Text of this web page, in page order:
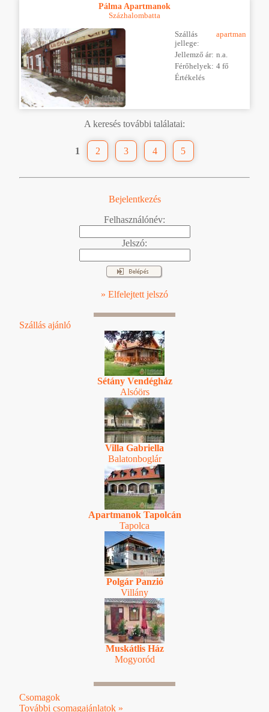
Pálma Apartmanok
Százhalombatta
Szállás
jellege:
apartman
Jellemző ár: n.a.
Férőhelyek: 4 fő
Értékelés
A keresés további találatai:
1 2 3 4 5
Bejelentkezés
Felhasználónév:
Jelszó:
» Elfelejtett jelszó
Szállás ajánló
Sétány Vendégház
Alsóörs
Villa Gabriella
Balatonboglár
Apartmanok Tapolcán
Tapolca
Polgár Panzió
Villány
Muskátlis Ház
Mogyoród
Csomagok
További csomagajánlatok »